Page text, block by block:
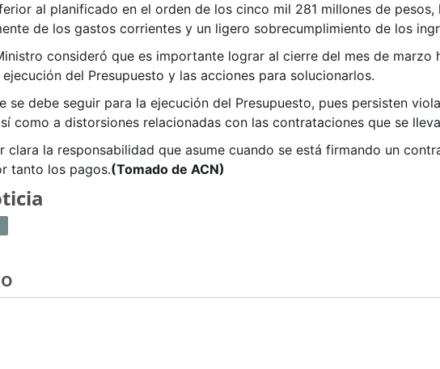
al planificado en el orden de los cinco mil 281 millones de
de los gastos corrientes y un ligero sobrecumplimiento de los
consideró que es importante lograr al cierre del mes de
del Presupuesto y las acciones para solucionarlos.
se debe seguir para la ejecución del Presupuesto, pues persisten
como a distorsiones relacionadas con las contrataciones que se
clara la responsabilidad que asume cuando se está firmando un
tanto los pagos.(Tomado de ACN)